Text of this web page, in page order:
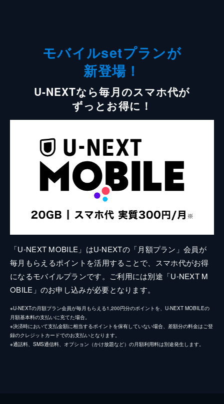
モバイルsetプランが
新登場！
U-NEXTなら毎月のスマホ代が
ずっとお得に！
「U-NEXT MOBILE」はU-NEXTの「月額プラン」会員が
毎月もらえるポイントを活用することで、スマホ代がお得
になるモバイルプランです。ご利用には別途「U-NEXT M
OBILE」のお申し込みが必要となります。
※U-NEXTの月額プラン会員が毎月もらえる1,200円分のポイントを、U-NEXT MOBILEの
月額基本料の支払いに充てた場合。
※決済時において支払金額に相当するポイントを保有していない場合、差額分の料金はご登
録のクレジットカードでのお支払いとなります。
※通話料、SMS通信料、オプション（かけ放題など）の月額利用料は別途発生します。